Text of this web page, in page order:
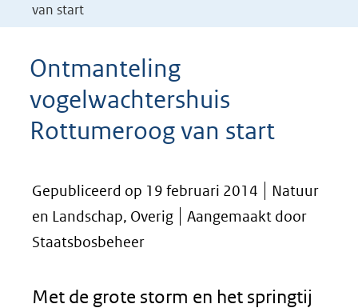
van start
Ontmanteling
vogelwachtershuis
Rottumeroog van start
Gepubliceerd op 19 februari 2014
Natuur
en Landschap, Overig
Aangemaakt door
Staatsbosbeheer
Met de grote storm en het springtij